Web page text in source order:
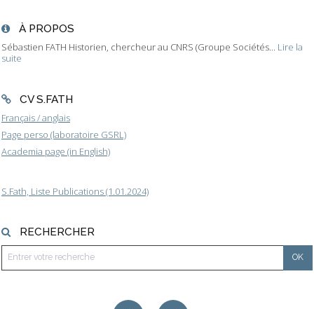
À PROPOS
Sébastien FATH Historien, chercheur au CNRS (Groupe Sociétés... Lire la
suite
CV S.FATH
Français / anglais
Page perso (laboratoire GSRL)
Academia page (in English)
S.Fath, Liste Publications (1.01.2024)
RECHERCHER